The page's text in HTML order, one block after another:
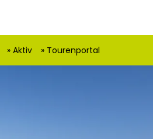
Aktiv Tourenportal